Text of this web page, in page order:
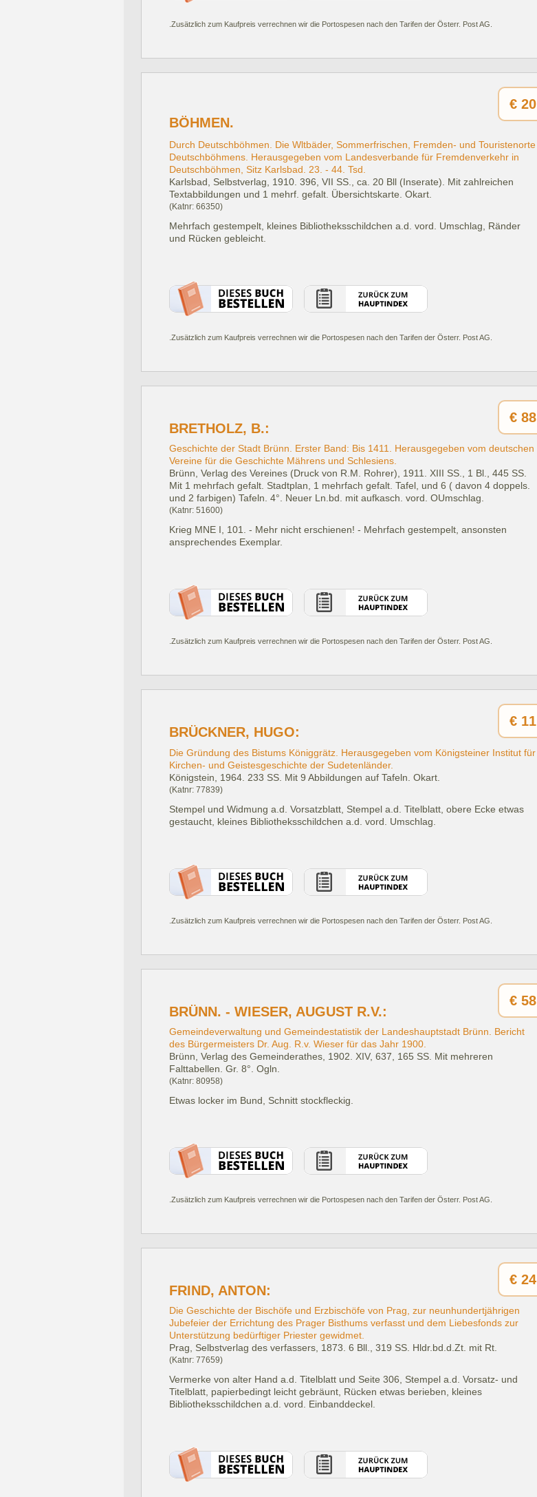
.Zusätzlich zum Kaufpreis verrechnen wir die Portospesen nach den Tarifen der Österr. Post AG.
€ 20
BÖHMEN.
Durch Deutschböhmen. Die Wltbäder, Sommerfrischen, Fremden- und Touristenorte
Deutschböhmens. Herausgegeben vom Landesverbande für Fremdenverkehr in
Deutschböhmen, Sitz Karlsbad. 23. - 44. Tsd.
Karlsbad, Selbstverlag, 1910. 396, VII SS., ca. 20 Bll (Inserate). Mit zahlreichen
Textabbildungen und 1 mehrf. gefalt. Übersichtskarte. Okart.
(Katnr: 66350)
Mehrfach gestempelt, kleines Bibliotheksschildchen a.d. vord. Umschlag, Ränder
und Rücken gebleicht.
.Zusätzlich zum Kaufpreis verrechnen wir die Portospesen nach den Tarifen der Österr. Post AG.
€ 88
BRETHOLZ, B.:
Geschichte der Stadt Brünn. Erster Band: Bis 1411. Herausgegeben vom deutschen
Vereine für die Geschichte Mährens und Schlesiens.
Brünn, Verlag des Vereines (Druck von R.M. Rohrer), 1911. XIII SS., 1 Bl., 445 SS.
Mit 1 mehrfach gefalt. Stadtplan, 1 mehrfach gefalt. Tafel, und 6 ( davon 4 doppels.
und 2 farbigen) Tafeln. 4°. Neuer Ln.bd. mit aufkasch. vord. OUmschlag.
(Katnr: 51600)
Krieg MNE I, 101. - Mehr nicht erschienen! - Mehrfach gestempelt, ansonsten
ansprechendes Exemplar.
.Zusätzlich zum Kaufpreis verrechnen wir die Portospesen nach den Tarifen der Österr. Post AG.
€ 11
BRÜCKNER, HUGO:
Die Gründung des Bistums Königgrätz. Herausgegeben vom Königsteiner Institut für
Kirchen- und Geistesgeschichte der Sudetenländer.
Königstein, 1964. 233 SS. Mit 9 Abbildungen auf Tafeln. Okart.
(Katnr: 77839)
Stempel und Widmung a.d. Vorsatzblatt, Stempel a.d. Titelblatt, obere Ecke etwas
gestaucht, kleines Bibliotheksschildchen a.d. vord. Umschlag.
.Zusätzlich zum Kaufpreis verrechnen wir die Portospesen nach den Tarifen der Österr. Post AG.
€ 58
BRÜNN. - WIESER, AUGUST R.V.:
Gemeindeverwaltung und Gemeindestatistik der Landeshauptstadt Brünn. Bericht
des Bürgermeisters Dr. Aug. R.v. Wieser für das Jahr 1900.
Brünn, Verlag des Gemeinderathes, 1902.
XIV, 637, 165 SS. Mit mehreren
Falttabellen. Gr. 8°. Ogln.
(Katnr: 80958)
Etwas locker im Bund, Schnitt stockfleckig.
.Zusätzlich zum Kaufpreis verrechnen wir die Portospesen nach den Tarifen der Österr. Post AG.
€ 24
FRIND, ANTON:
Die Geschichte der Bischöfe und Erzbischöfe von Prag, zur neunhundertjährigen
Jubefeier der Errichtung des Prager Bisthums verfasst und dem Liebesfonds zur
Unterstützung bedürftiger Priester gewidmet.
Prag, Selbstverlag des verfassers, 1873. 6 Bll., 319 SS. Hldr.bd.d.Zt. mit Rt.
(Katnr: 77659)
Vermerke von alter Hand a.d. Titelblatt und Seite 306, Stempel a.d. Vorsatz- und
Titelblatt, papierbedingt leicht gebräunt, Rücken etwas berieben, kleines
Bibliotheksschildchen a.d. vord. Einbanddeckel.